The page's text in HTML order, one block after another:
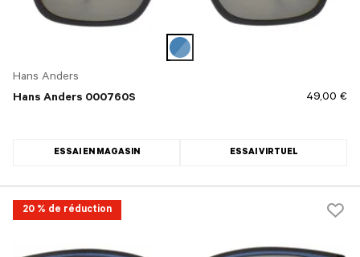
Hans Anders
Hans Anders 000760S
49,00 €
ESSAI EN MAGASIN ESSAI VIRTUEL
20 % de réduction